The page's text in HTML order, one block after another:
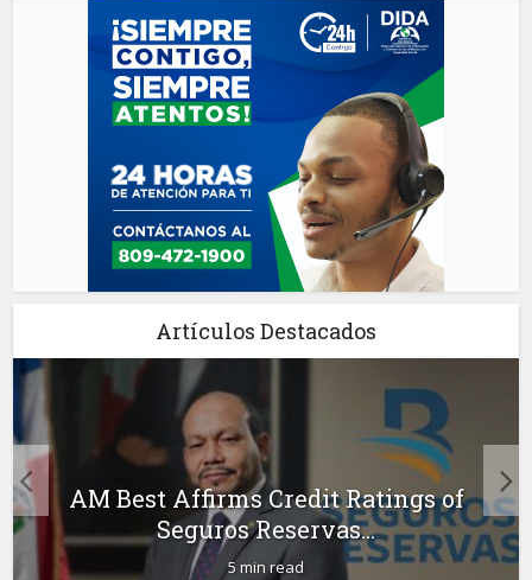
Artículos Destacados
AM Best Affirms Credit Ratings of
Seguros Reservas...
5 min read